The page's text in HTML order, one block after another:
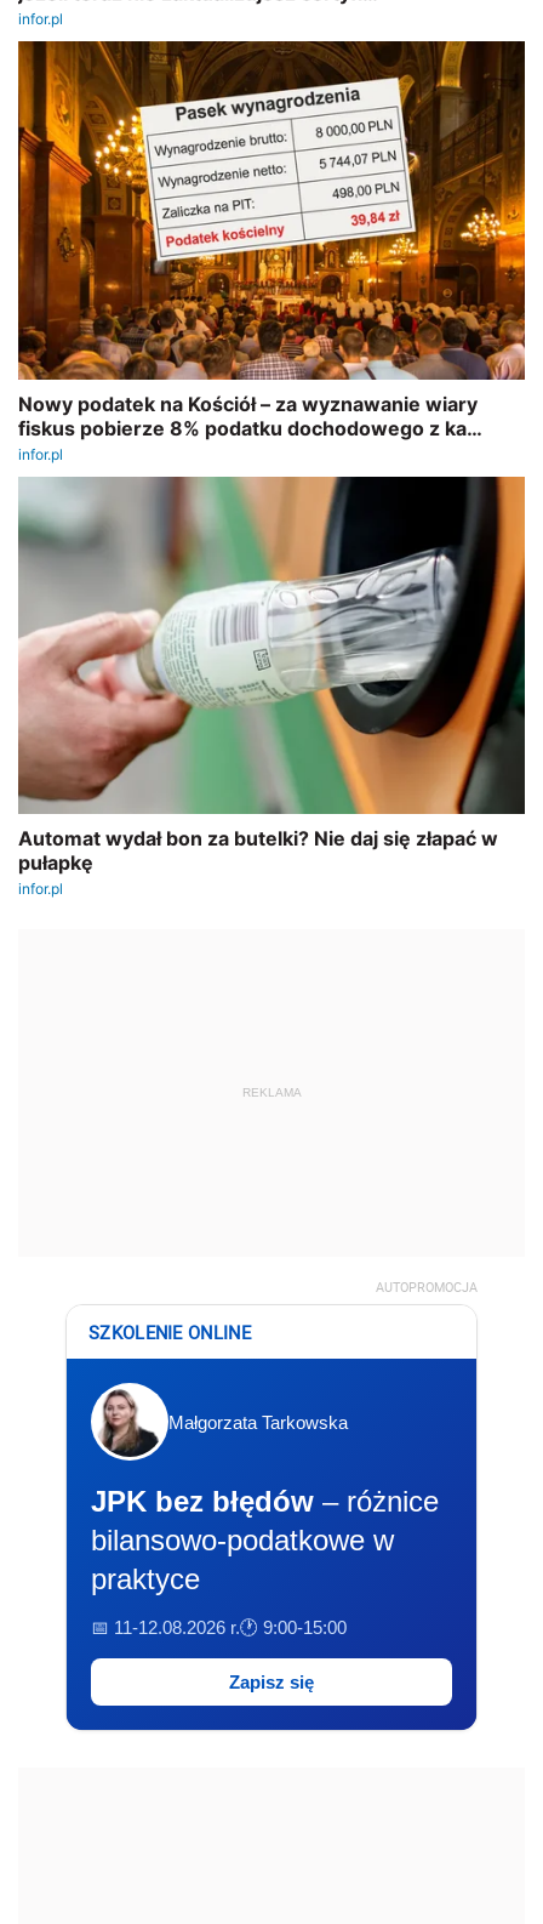
REKLAMA
AUTOPROMOCJA
SZKOLENIE ONLINE
Małgorzata Tarkowska
JPK bez błędów – różnice
bilansowo-podatkowe w
praktyce
📅 11-12.08.2026 r.🕐 9:00-15:00
Zapisz się